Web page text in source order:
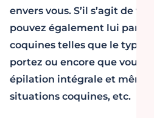
envers vous. S’il s’agit de
pouvez également lui parler
coquines telles que le type
portez ou encore que vous
épilation intégrale et même
situations coquines, etc.